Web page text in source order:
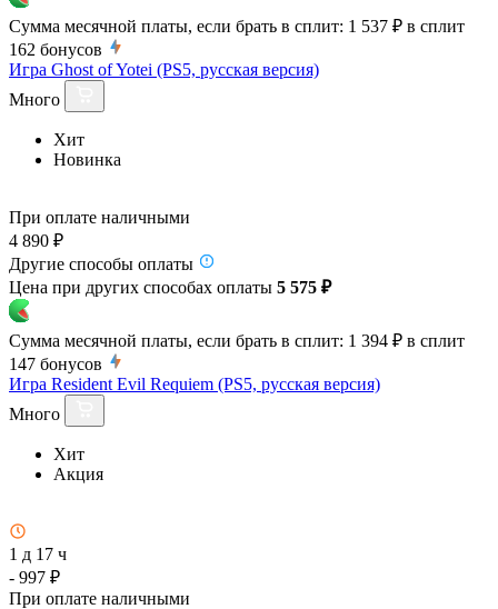
Сумма месячной платы, если брать в сплит: 1 537 ₽ в сплит
162 бонусов
Игра Ghost of Yotei (PS5, русская версия)
Много
Хит
Новинка
При оплате наличными
4 890 ₽
Другие способы оплаты
Цена при других способах оплаты 5 575 ₽
Сумма месячной платы, если брать в сплит: 1 394 ₽ в сплит
147 бонусов
Игра Resident Evil Requiem (PS5, русская версия)
Много
Хит
Акция
1 д 17 ч
- 997 ₽
При оплате наличными